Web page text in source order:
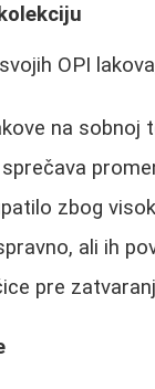
OPI
na sobnoj
zbog
ali ih
pre